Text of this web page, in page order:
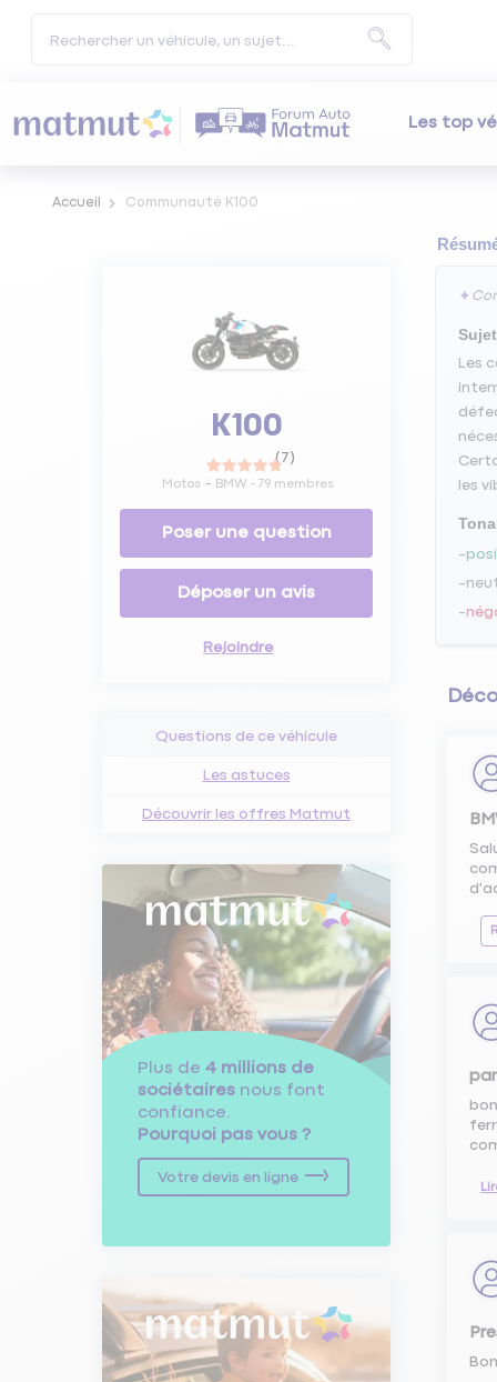
Les top
Accueil Communauté K100
K100
(7)
Motos BMW- 79membres
Poser une question
Déposer un avis
Rejoindre
Questions de ce véhicule
Les astuces
Découvrir les offres Matmut
Plus de 4 millions de
sociétaires nous font
confiance.
Pourquoi pas vous ?
Votre devis en ligne
✦
Les
les